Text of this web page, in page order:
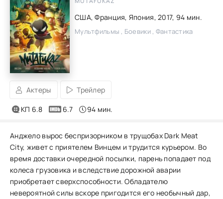
США, Франция, Япония,2017, 94 мин.
Мультфильмы , Боевики , Фантастика
Актеры Трейлер
КП 6.8 6.7 94 мин.
Анджело вырос беспризорником в трущобах Dark Meat
City, живет с приятелем Винцем и трудится курьером. Во
время доставки очередной посылки, парень попадает под
колеса грузовика и вследствие дорожной аварии
приобретает сверхспособности. Обладателю
невероятной силы вскоре пригодится его необычный дар,